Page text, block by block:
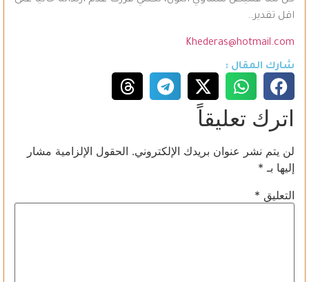
اقل تقدير..
Khederas@hotmail.com
شارك المقال :
اترك تعليقاً
لن يتم نشر عنوان بريدك الإلكتروني. الحقول الإلزامية مشار
إليها بـ *
التعليق *